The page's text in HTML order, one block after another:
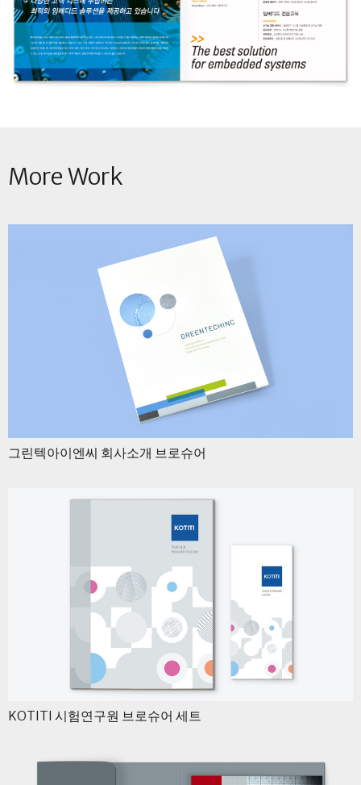
More Work
그린텍아이엔씨 회사소개 브로슈어
KOTITI 시험연구원 브로슈어 세트